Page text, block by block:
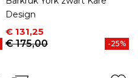
Design
Prijs
€ 131,25
Normale prijs
€ 175,00
-25%